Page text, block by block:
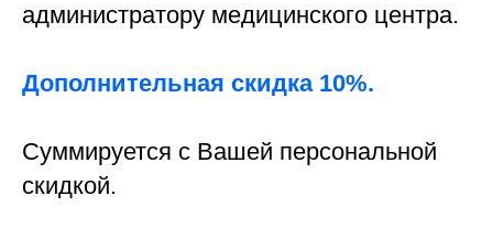
администратору медицинского центра.
Дополнительная скидка 10%.
Суммируется с Вашей персональной
скидкой.